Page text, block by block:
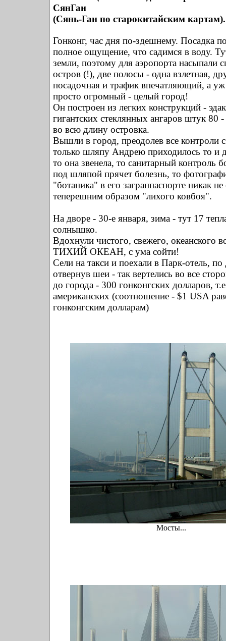
СянГан
(Сянь-Ган по старокитайским картам).
Гонконг, час дня по-здешнему. Посадка
полное ощущение, что садимся в воду.
земли, поэтому для аэропорта насыпали
остров (!), две полосы - одна взлетная,
посадочная и трафик впечатляющий, а
просто огромный - целый город!
Он построен из легких конструкций -
гигантских стеклянных ангаров штук 80
во всю длину островка.
Вышли в город, преодолев все контроли
только шляпу Андрею приходилось то и
то она звенела, то санитарный контроль
под шляпой прячет болезнь, то
"ботаника" в его загранпаспорте никак не
теперешним образом "лихого ковбоя".
На дворе - 30-е января, зима - тут 17
солнышко.
Вдохнули чистого, свежего, океанского
ТИХИЙ ОКЕАН, с ума сойти!
Сели на такси и поехали в Парк-отель, по
отвернув шеи - так вертелись во все
до города - 300 гонконгских долларов,
американских (соотношение - $1 USA
гонконгским долларам)
Мосты...